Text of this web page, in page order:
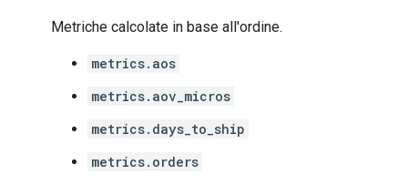
Metriche calcolate in base all'ordine.
metrics.aos
metrics.aov_micros
metrics.days_to_ship
metrics.orders